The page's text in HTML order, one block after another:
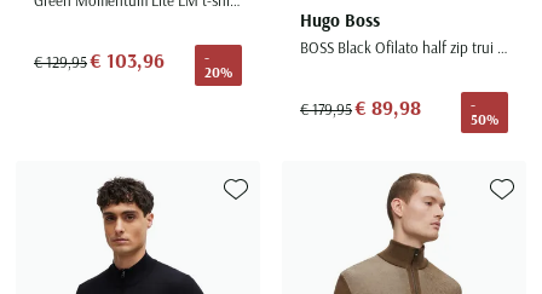
€ 129,95€ 103,96
-
20%
Hugo Boss
BOSS Black Ofilato half zip trui zwart effen wol
€ 179,95€ 89,98
-
50%
Toevoegen aan favorieten